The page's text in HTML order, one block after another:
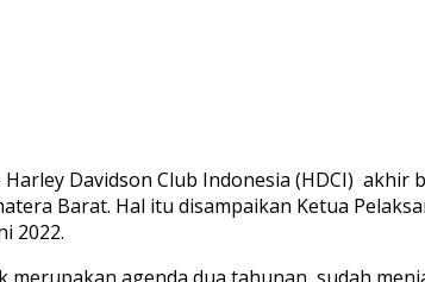
Davidson Club Indonesia (HDCI)
Barat. Hal itu disampaikan Ketua
2022.